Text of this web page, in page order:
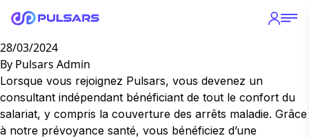
Aller au contenu
Prévoyance Santé
28/03/2024
By Pulsars Admin
Lorsque vous rejoignez Pulsars, vous devenez un
consultant indépendant bénéficiant de tout le confort du
salariat, y compris la couverture des arrêts maladie. Grâce
à notre prévoyance santé, vous bénéficiez d’une